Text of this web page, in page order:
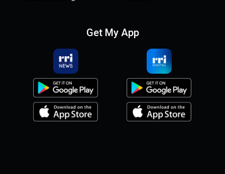
Get My App